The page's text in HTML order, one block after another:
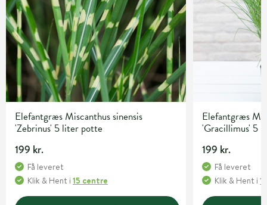
Elefantgræs Miscanthus sinensis
'Zebrinus' 5 liter potte
199 kr.
Få leveret
Klik & Hent i 15 centre
Elefantgræs
'Gracillimus' 5
199 kr.
Få leveret
Klik & Hent i